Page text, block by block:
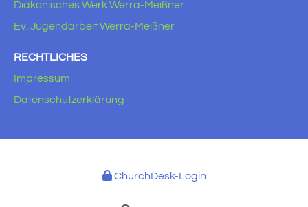
Diakonisches Werk Werra-Meißner
Ev. Jugendarbeit Werra-Meißner
RECHTLICHES
Impressum
Datenschutzerklärung
ChurchDesk-Login